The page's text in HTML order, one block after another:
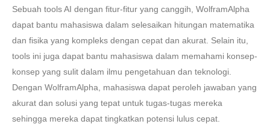
Sebuah tools AI dengan fitur-fitur yang canggih, WolframAlpha
dapat bantu mahasiswa dalam selesaikan hitungan matematika
dan fisika yang kompleks dengan cepat dan akurat. Selain itu,
tools ini juga dapat bantu mahasiswa dalam memahami konsep-
konsep yang sulit dalam ilmu pengetahuan dan teknologi.
Dengan WolframAlpha, mahasiswa dapat peroleh jawaban yang
akurat dan solusi yang tepat untuk tugas-tugas mereka
sehingga mereka dapat tingkatkan potensi lulus cepat.